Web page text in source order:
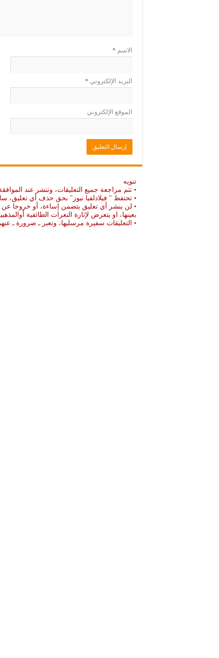
الاسم *
البريد الإلكتروني *
الموقع الإلكتروني
تنويه
• تتم مراجعة جميع التعليقات، وتنشر عند
• تحتفظ " فيلادلفيا نيوز" بحق حذف أي تعليق،
• لن ينشر أي تعليق يتضمن إساءة، أو خروجا عن
بعينها، او يتعرض لإثارة النعرات الطائفية
• التعليقات سفيرة مرسليها، وتعبر ـ ضرورة